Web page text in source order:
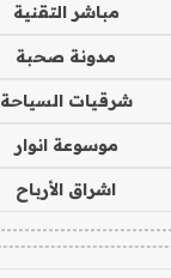
مباشر التقنية
مدونة صحبة
شرقيات السياحة
موسوعة انوار
اشراق الأرباح